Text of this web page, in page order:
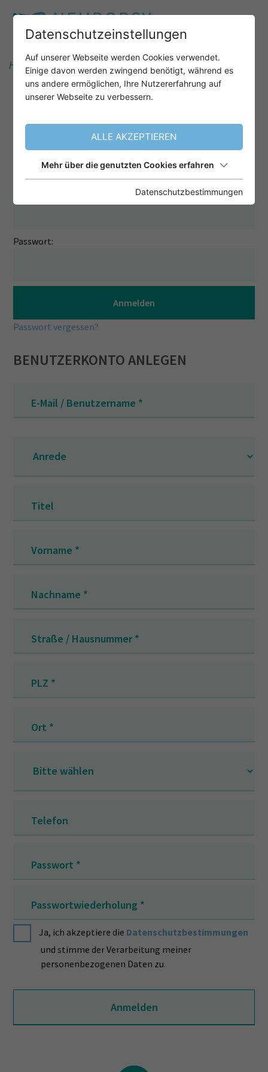
Home Unser Angebot
LOGIN ZUR SEMINARVERWALTUNG
Melden Sie sich hier an, um Ihre Seminaranmeldungen
einsehen und stornieren zu können.
Anmelden
Passwort:
Passwort vergessen?
BENUTZERKONTO ANLEGEN
E-Mail / Benutzername *
Titel
Vorname *
Nachname *
Straße / Hausnummer*
PLZ *
Ort *
Telefon
Passwort *
Passwortwiederholung *
Ja, ich akzeptiere die Datenschutzbestimmungen
und stimme der Verarbeitung meiner
personenbezogenen Daten zu.
Datenschutzeinstellungen
Auf unserer Webseite werden Cookies verwendet.
Einige davon werden zwingend benötigt, während es
uns andere ermöglichen, Ihre Nutzererfahrung auf
unserer Webseite zu verbessern.
ALLE AKZEPTIEREN
Mehr über die genutzten Cookies erfahren
Datenschutzbestimmungen